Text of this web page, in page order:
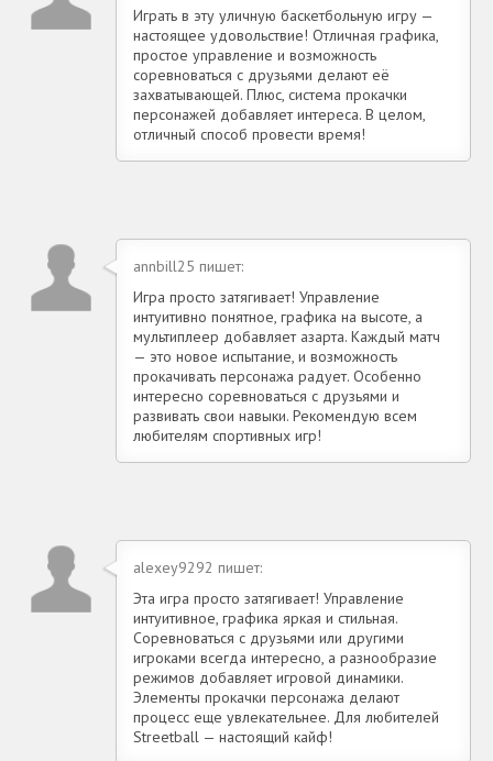
Играть в эту уличную баскетбольную игру —
настоящее удовольствие! Отличная графика,
простое управление и возможность
соревноваться с друзьями делают её
захватывающей. Плюс, система прокачки
персонажей добавляет интереса. В целом,
отличный способ провести время!
annbill25 пишет:
Игра просто затягивает! Управление
интуитивно понятное, графика на высоте, а
мультиплеер добавляет азарта. Каждый матч
— это новое испытание, и возможность
прокачивать персонажа радует. Особенно
интересно соревноваться с друзьями и
развивать свои навыки. Рекомендую всем
любителям спортивных игр!
alexey9292 пишет:
Эта игра просто затягивает! Управление
интуитивное, графика яркая и стильная.
Соревноваться с друзьями или другими
игроками всегда интересно, а разнообразие
режимов добавляет игровой динамики.
Элементы прокачки персонажа делают
процесс еще увлекательнее. Для любителей
Streetball — настоящий кайф!